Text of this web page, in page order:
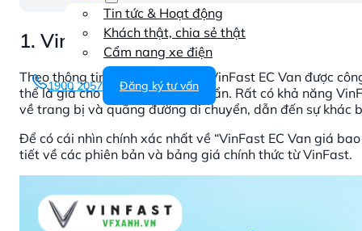
Tin tức & Hoạt động
Khách thật, chia sẻ thật
Cẩm nang xe điện
1900 2057 Đăng ký tư vấn
1. VinFast EC Van giá bao nhiêu cho
Theo thông tin từ nhà sản xuất, VinFast EC Van được
thể là giá cho phiên bản tiêu chuẩn. Rất có khả năng
về trang bị và quãng đường di chuyển, dẫn đến sự khác
Để có cái nhìn chính xác nhất về “VinFast EC Van giá
tiết về các phiên bản và bảng giá chính thức từ VinFast.